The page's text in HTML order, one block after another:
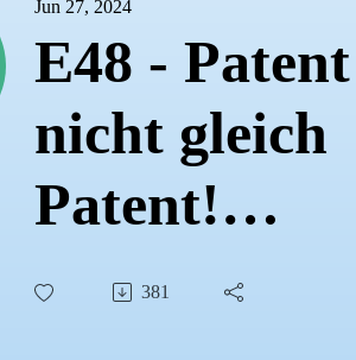
Jun 27, 2024
E48 -
nicht gleich
Patent!
381